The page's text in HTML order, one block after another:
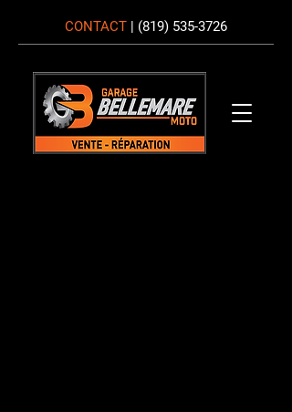
CONTACT | (819) 535-3726